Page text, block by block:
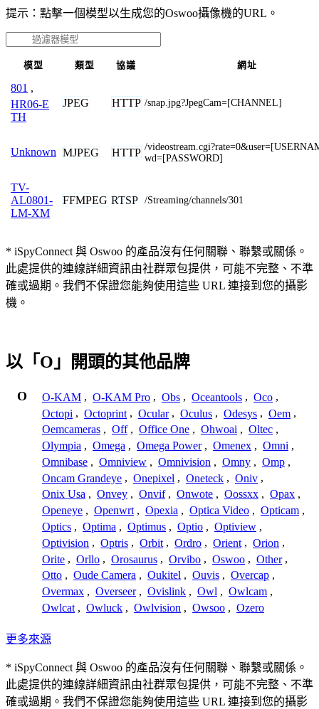
提示：點擊一個模型以生成您的Oswoo攝像機的URL。
模型 類型 協議 網址
801 ,
HR06-E
TH
JPEG HTTP /snap.jpg?JpegCam=[CHANNEL]
Unknown MJPEG HTTP /
wd=[PASSWORD]
TV-
AL0801-
LM-XM
FFMPEG RTSP /Streaming/channels/301
* iSpyConnect 與 Oswoo 的產品沒有任何關聯、聯繫或關係。
此處提供的連線詳細資訊由社群眾包提供，可能不完整、不準
確或過期。我們不保證您能夠使用這些 URL 連接到您的攝影
機。
以「O」開頭的其他品牌
O O-KAM , O-KAM Pro , Obs , Oceantools , Oco ,
Octopi , Octoprint , Ocular , Oculus , Odesys , Oem ,
Oemcameras , Off , Office One , Ohwoai , Oltec ,
Olympia , Omega , Omega Power , Omenex , Omni ,
Omnibase , Omniview , Omnivision , Omny , Omp ,
Oncam Grandeye , Onepixel , Oneteck , Oniv ,
Onix Usa , Onvey , Onvif , Onwote , Oossxx , Opax ,
Openeye , Openwrt , Opexia , Optica Video , Opticam ,
Optics , Optima , Optimus , Optio , Optiview ,
Optivision , Optris , Orbit , Ordro , Orient , Orion ,
Orite , Orllo , Orosaurus , Orvibo , Oswoo , Other ,
Otto , Oude Camera , Oukitel , Ouvis , Overcap ,
Overmax , Overseer , Ovislink , Owl , Owlcam ,
Owlcat , Owluck , Owlvision , Owsoo , Ozero
更多來源
* iSpyConnect 與 Oswoo 的產品沒有任何關聯、聯繫或關係。
此處提供的連線詳細資訊由社群眾包提供，可能不完整、不準
確或過期。我們不保證您能夠使用這些 URL 連接到您的攝影